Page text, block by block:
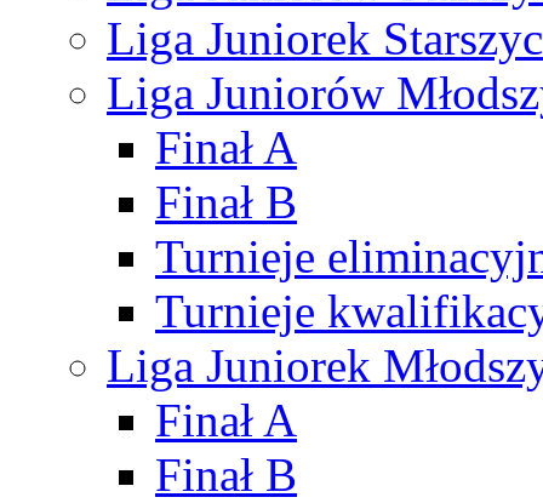
Liga Juniorek
Liga Juniorów
Finał A
Finał B
Turnieje
Turnieje
Liga Juniorek
Finał A
Finał B